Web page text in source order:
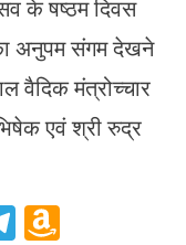
के षष्ठम दिवस
अनुपम संगम देखने
वैदिक मंत्रोच्चार
एवं श्री रुद्र
Telegram